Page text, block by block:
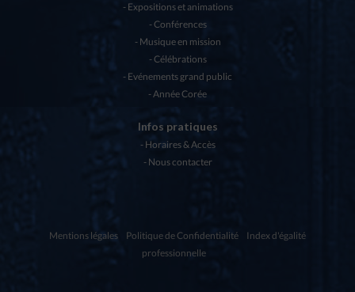
Expositions et animations
Conférences
Musique en mission
Célébrations
Evénements grand public
Année Corée
Infos pratiques
Horaires & Accès
Nous contacter
Mentions légales Politique de Confidentialité
Index d'égalité
professionnelle